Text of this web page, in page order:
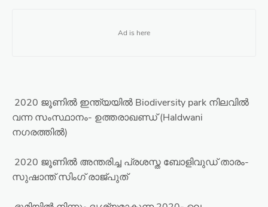
2020 ജൂണിൽ ഇന്ത്യയിൽ Biodiversity park നിലവിൽ
വന്ന സംസ്ഥാനം- ഉത്തരാഖണ്ഡ് (Haldwani
നഗരത്തിൽ)
2020 ജൂണിൽ അന്തരിച്ച പ്രശസ്ത ബോളിവുഡ് താരം-
സുഷാന്ത് സിംഗ് രാജ്പുത്